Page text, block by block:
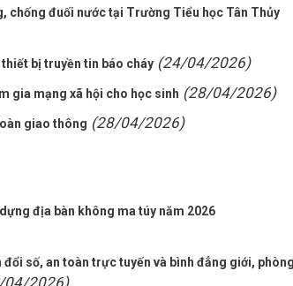
chống đuối nước tại Trường Tiểu học Tân Thủy
bị truyền tin báo cháy (24/04/2026)
gia mạng xã hội cho học sinh (28/04/2026)
giao thông (28/04/2026)
địa bàn không ma túy năm 2026
số, an toàn trực tuyến và bình đẳng giới,
04/2026)